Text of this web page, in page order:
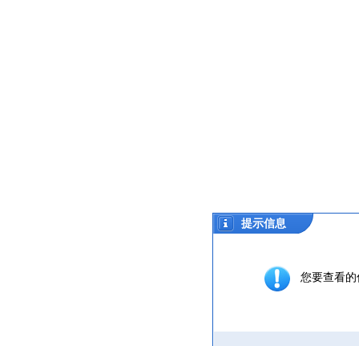
提示信息
您要查看